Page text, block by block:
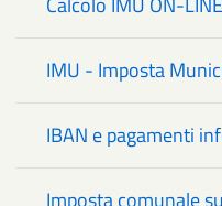
IMU - Imposta
IBAN e pagamenti
Imposta comunale